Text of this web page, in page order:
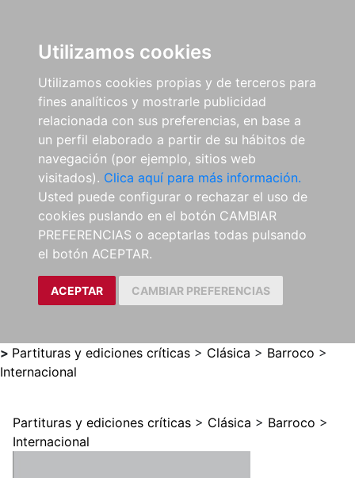
Utilizamos cookies
Utilizamos cookies propias y de terceros para
fines analíticos y mostrarle publicidad
relacionada con sus preferencias, en base a
un perfil elaborado a partir de su hábitos de
navegación (por ejemplo, sitios web
visitados). Clica aquí para más información.
Usted puede configurar o rechazar el uso de
cookies puslando en el botón CAMBIAR
PREFERENCIAS o aceptarlas todas pulsando
el botón ACEPTAR.
ACEPTAR CAMBIAR PREFERENCIAS
> Partituras y ediciones críticas > Clásica > Barroco >
Internacional
Partituras y ediciones críticas > Clásica > Barroco >
Internacional